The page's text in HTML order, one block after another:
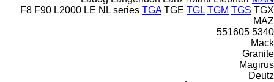
F8 F90 L2000 LE NL series TGA TGE TGL TGM TGS TGX
MAZ
5340
551605
Mack
Granite
Magirus
Deutz